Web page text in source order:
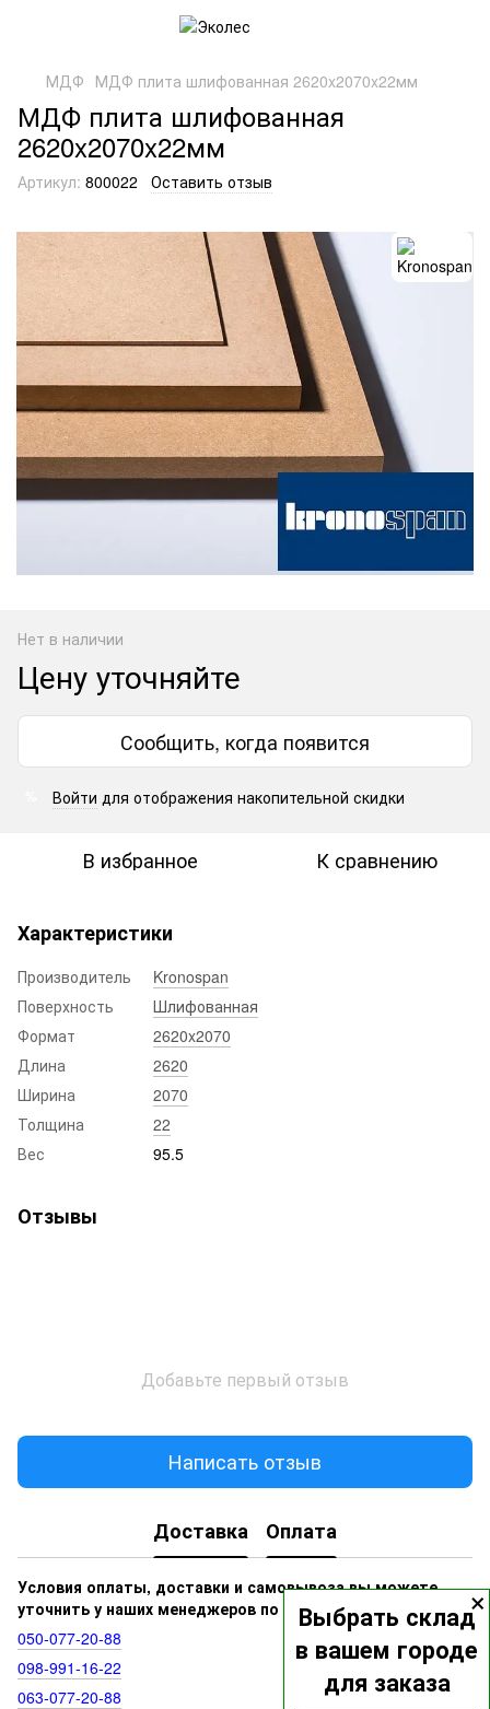
×
Выбрать склад
в вашем городе
для заказа
МДФ МДФ плита шлифованная 2620x2070x22мм
МДФ плита шлифованная
2620x2070x22мм
Артикул: 800022 Оставить отзыв
Нет в наличии
Цену уточняйте
Сообщить, когда появится
Войти для отображения накопительной скидки
В избранное К сравнению
Характеристики
Производитель
Kronospan
Поверхность
Шлифованная
Формат
2620x2070
Длина
2620
Ширина
2070
Толщина
22
Вес
95.5
Отзывы
Добавьте первый отзыв
Написать отзыв
Доставка Оплата
Условия оплаты, доставки и самовывоза вы можете
уточнить у наших менеджеров по номерам:
050‑077‑20‑88
098‑991‑16‑22
063‑077‑20‑88